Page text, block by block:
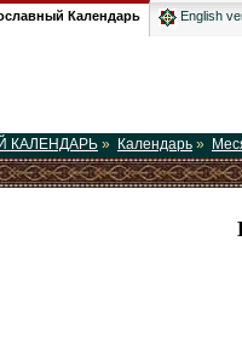
Календарь English
КАЛЕНДАРЬ » Календарь »